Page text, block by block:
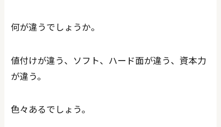
何が違うでしょうか。
値付けが違う、ソフト、ハード面が違う、資本力
が違う。
色々あるでしょう。